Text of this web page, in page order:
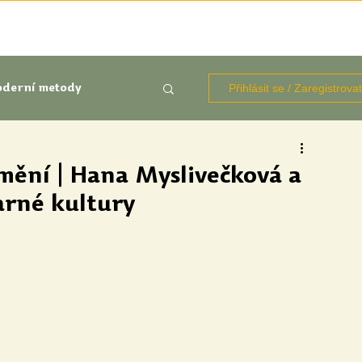
metody
Výzkumy
Přihlásit se /
| Hana Myslivečková a
kultury